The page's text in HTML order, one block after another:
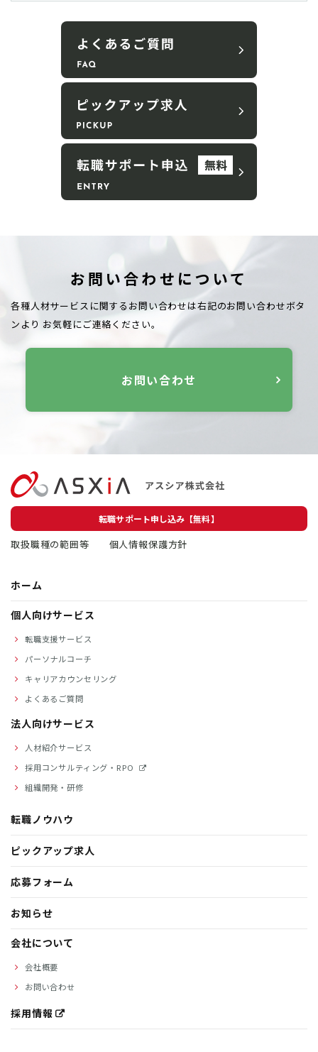
お問い合わせについて
各種人材サービスに関するお問い合わせは右記のお問い合わせボタ
ンより お気軽にご連絡ください。
お問い合わせ
転職サポート申し込み【無料】
取扱職種の範囲等 個人情報保護方針
ホーム
個人向けサービス
転職支援サービス
パーソナルコーチ
キャリアカウンセリング
よくあるご質問
法人向けサービス
人材紹介サービス
採用コンサルティング・RPO
組織開発・研修
転職ノウハウ
ピックアップ求人
応募フォーム
お知らせ
会社について
会社概要
お問い合わせ
採用情報